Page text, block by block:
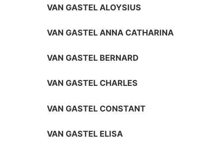
VAN GASTEL ALOYSIUS
VAN GASTEL ANNA CATHARINA
VAN GASTEL BERNARD
VAN GASTEL CHARLES
VAN GASTEL CONSTANT
VAN GASTEL ELISA